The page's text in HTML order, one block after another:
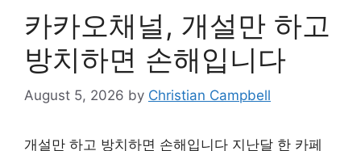
카카오채널, 개설만 하고
방치하면 손해입니다
August 5, 2026 by Christian Campbell
개설만 하고 방치하면 손해입니다 지난달 한 카페